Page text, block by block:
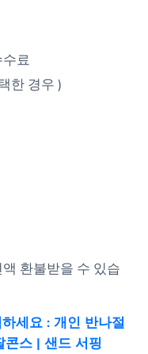
료
한 경우 )
환불받을 수 있습
세요 : 개인 반나절
스 | 샌드 서핑